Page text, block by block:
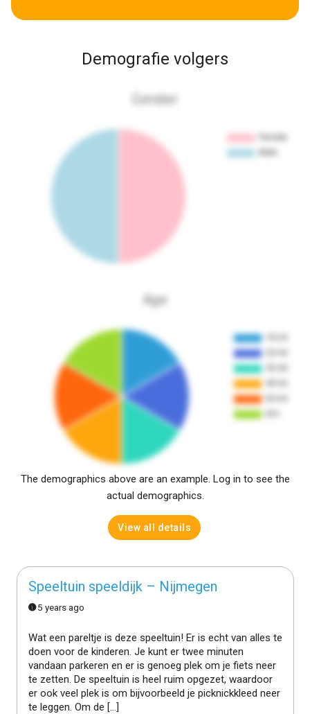
Demografie volgers
Gender
Age
The demographics above are an example. Log in to see the
actual demographics.
View all details
Speeltuin speeldijk – Nijmegen
5 years ago
Wat een pareltje is deze speeltuin! Er is echt van alles te
doen voor de kinderen. Je kunt er twee minuten
vandaan parkeren en er is genoeg plek om je fiets neer
te zetten. De speeltuin is heel ruim opgezet, waardoor
er ook veel plek is om bijvoorbeeld je picknickkleed neer
te leggen. Om de […]